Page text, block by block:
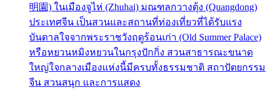
明園) ในเมืองจูไห่ (Zhuhai) มณฑลกวางตุ้ง (Quangdong)
ประเทศจีน เป็นสวนและสถานที่ท่องเที่ยวที่ได้รับแรง
บันดาลใจจากพระราชวังฤดูร้อนเก่า (Old Summer Palace)
หรือหยวนหมิงหยวนในกรุงปักกิ่ง สวนสาธารณะขนาด
ใหญ่ใจกลางเมืองแห่งนี้มีครบทั้งธรรมชาติ สถาปัตยกรรม
จีน สวนสนุก และการแสดง